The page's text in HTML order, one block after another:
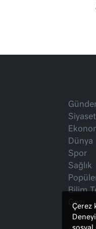
Siyaset
Dünya
Spor
Sağlık
Bilim
Gezi
Çerez